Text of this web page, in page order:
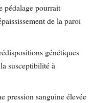
pédalage pourrait
de la paroi
génétiques
susceptibilité à
pression sanguine élevée